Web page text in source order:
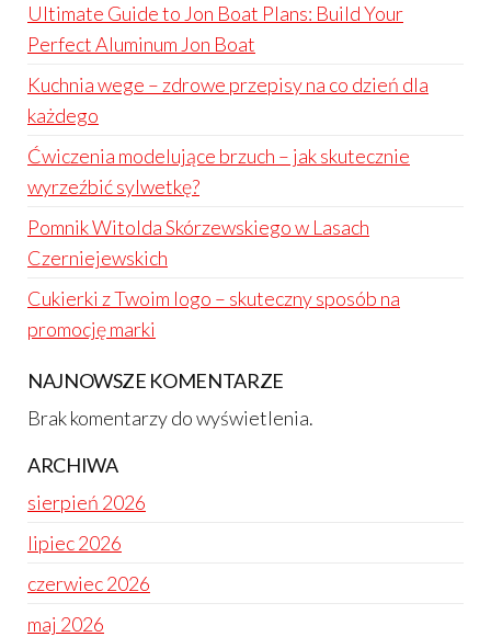
Ultimate Guide to Jon Boat Plans: Build Your
Perfect Aluminum Jon Boat
Kuchnia wege – zdrowe przepisy na co dzień dla
każdego
Ćwiczenia modelujące brzuch – jak skutecznie
wyrzeźbić sylwetkę?
Pomnik Witolda Skórzewskiego w Lasach
Czerniejewskich
Cukierki z Twoim logo – skuteczny sposób na
promocję marki
NAJNOWSZE KOMENTARZE
Brak komentarzy do wyświetlenia.
ARCHIWA
sierpień 2026
lipiec 2026
czerwiec 2026
maj 2026